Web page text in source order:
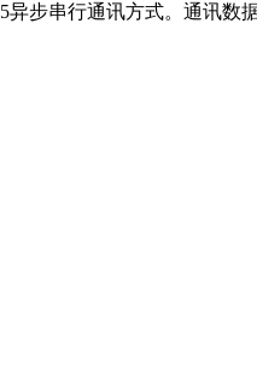
异步串行通讯方式。通讯